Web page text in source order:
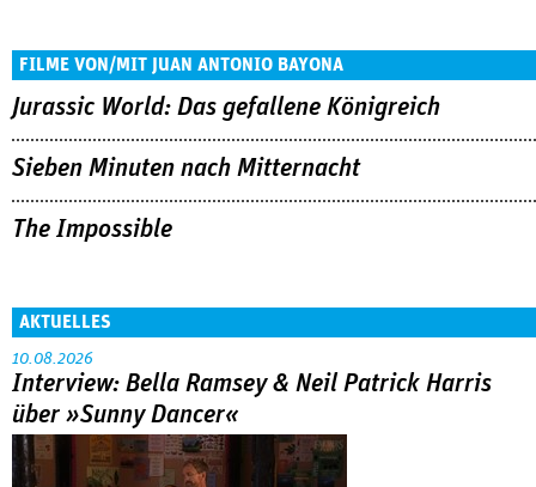
FILME VON/MIT JUAN ANTONIO BAYONA
Jurassic World: Das gefallene Königreich
Sieben Minuten nach Mitternacht
The Impossible
AKTUELLES
10.08.2026
Interview: Bella Ramsey & Neil Patrick Harris
über »Sunny Dancer«